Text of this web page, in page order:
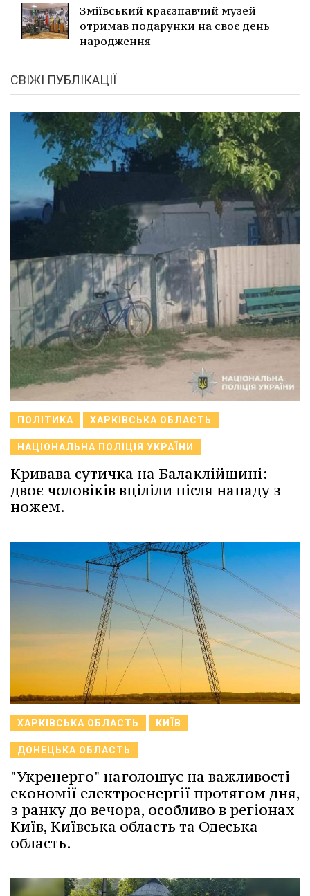
Зміївський краєзнавчий музей
отримав подарунки на своє день
народження
СВІЖІ ПУБЛІКАЦІЇ
ПОЛІТИКА ХАРКІВСЬКА ОБЛАСТЬ
НАЦІОНАЛЬНА ПОЛІЦІЯ УКРАЇНИ
Кривава сутичка на Балаклійщині:
двоє чоловіків вціліли після нападу з
ножем.
ХАРКІВСЬКА ОБЛАСТЬ КИЇВ
ДОНЕЦЬКА ОБЛАСТЬ
"Укренерго" наголошує на важливості
економії електроенергії протягом дня,
з ранку до вечора, особливо в регіонах
Київ, Київська область та Одеська
область.